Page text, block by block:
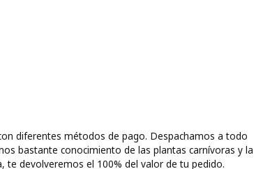
diferentes métodos de pago. Despachamos a todo
bastante conocimiento de las plantas carnívoras y la
devolveremos el 100% del valor de tu pedido.